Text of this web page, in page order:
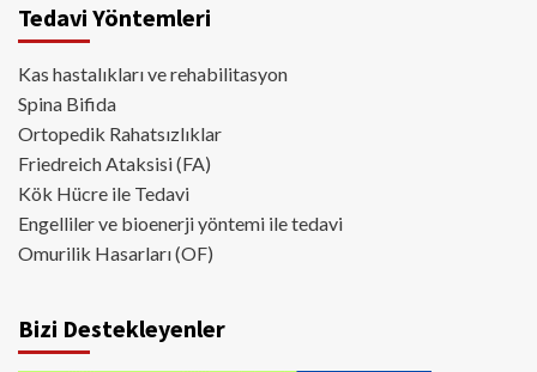
Tedavi Yöntemleri
Kas hastalıkları ve rehabilitasyon
Spina Bifida
Ortopedik Rahatsızlıklar
Friedreich Ataksisi (FA)
Kök Hücre ile Tedavi
Engelliler ve bioenerji yöntemi ile tedavi
Omurilik Hasarları (OF)
Bizi Destekleyenler